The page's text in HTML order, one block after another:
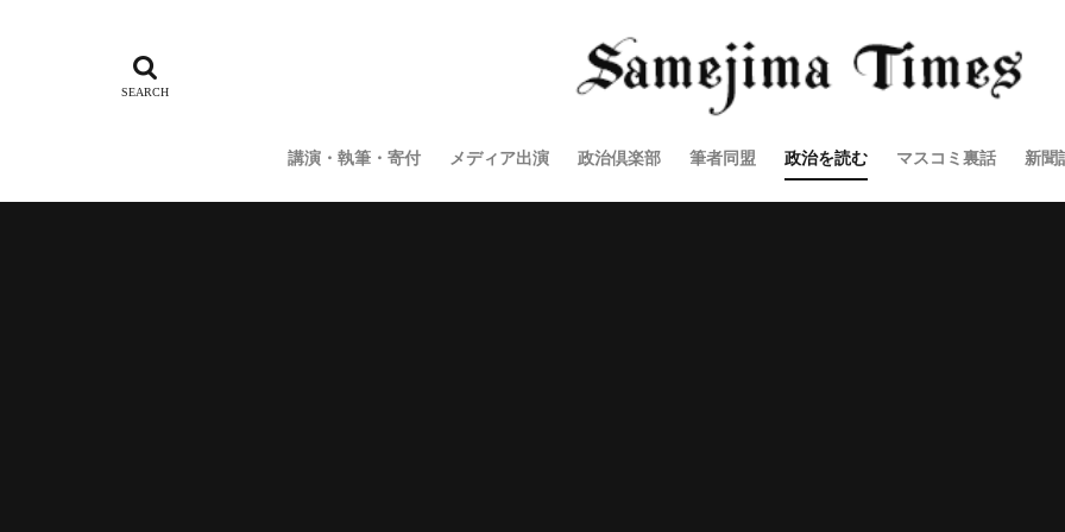
講演・執筆・寄付 メディア出演 政治倶楽部 筆者同盟 政治を読む マスコミ裏話 新聞